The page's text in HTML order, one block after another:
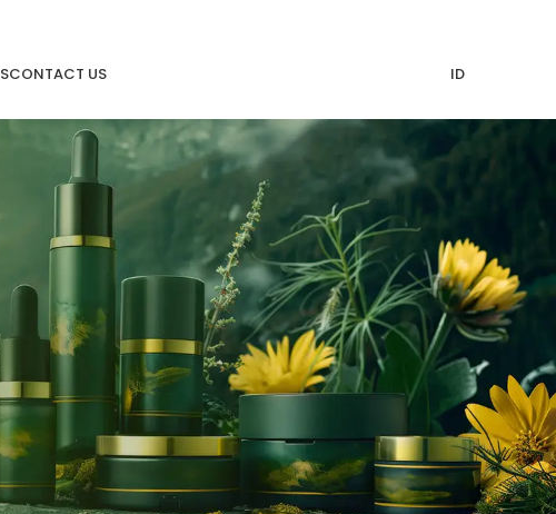
CONTACT US ID
beroperasi sejak tahun 2011